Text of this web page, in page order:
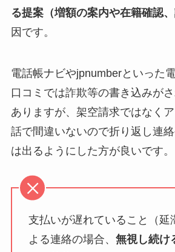
る提案（増額の案内や在籍確認
因です。
電話帳ナビやjpnumberといった
口コミでは詐欺等の書き込みが
ありますが、架空請求ではなく
話で間違いないので折り返し連
は出るようにした方が良いです。
支払いが遅れていること（延
よる連絡の場合、 無視し続け